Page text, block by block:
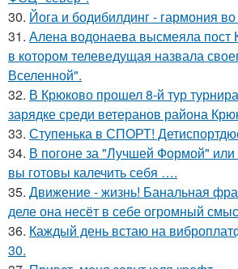
30. Йога и бодибилдинг - гармония
31. Алена водонаева высмеяла пост
в котором телеведущая назвала
Вселенной".
32. В Крюково прошел 8-й тур
зарядке среди ветеранов района
33. Ступенька в СПОРТ!
34. В погоне за "Лучшей Формой" или
вы готовы калечить себя ….
35. Движение - жизнь! Банальная
деле она несёт в себе огромный
36. Каждый день встаю на
30.